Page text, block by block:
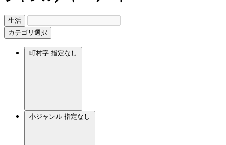
生活
カテゴリ選択
町村字 指定なし
小ジャンル 指定なし